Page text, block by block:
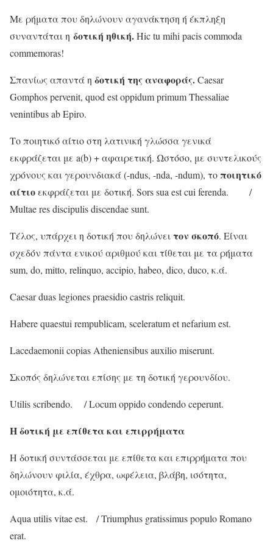
Με ρήματα που δηλώνουν αγανάκτηση ή έκπληξη
συναντάται η δοτική ηθική.Hic tu mihi pacis commoda
commemoras!
Σπανίως απαντά η δοτική της αναφοράς.Caesar
Gomphos pervenit, quod est oppidum primum Thessaliae
venintibus ab Epiro.
Το ποιητικό αίτιο στη λατινική γλώσσα γενικά
εκφράζεται με a(b) + αφαιρετική. Ωστόσο, με συντελικούς
χρόνους και γερουνδιακά (-ndus, -nda, -ndum), το ποιητικό
αίτιοεκφράζεται με δοτική. Sors sua est cui ferenda. /
Multae res discipulis discendae sunt.
Τέλος, υπάρχει η δοτική που δηλώνει τον σκοπό. Είναι
σχεδόν πάντα ενικού αριθμού και τίθεται με τα ρήματα
sum, do, mitto, relinquo, accipio, habeo, dico, duco, κ.ά.
Caesar duas legiones praesidio castris reliquit.
Habere quaestui rempublicam, sceleratum et nefarium est.
Lacedaemonii copias Atheniensibus auxilio miserunt.
Σκοπός δηλώνεται επίσης με τη δοτική γερουνδίου.
Utilis scribendo. / Locum oppido condendo ceperunt.
Η δοτική με επίθετα και επιρρήματα
Η δοτική συντάσσεται με επίθετα και επιρρήματα που
δηλώνουν φιλία, έχθρα, ωφέλεια, βλάβη, ισότητα,
ομοιότητα, κ.ά.
Aqua utilis vitae est. / Triumphus gratissimus populo Romano
erat.